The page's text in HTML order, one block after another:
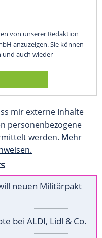
von unserer Redaktion
anzuzeigen. Sie können
und auch wieder
mir externe Inhalte
personenbezogene
werden. Mehr
neuen Militärpakt
bei ALDI, Lidl & Co.